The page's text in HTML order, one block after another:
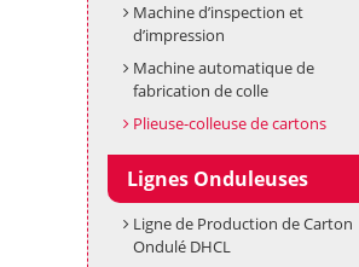
Machine d’inspection et
d’impression
Machine automatique de
fabrication de colle
Plieuse-colleuse de cartons
Lignes Onduleuses
Ligne de Production de Carton
Ondulé DHCL